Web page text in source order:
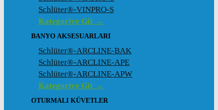
Schlüter®-VINPRO-S
Kategoriye Git →
BANYO AKSESUARLARI
Schlüter®-ARCLINE-BAK
Schlüter®-ARCLINE-APE
Schlüter®-ARCLINE-APW
Kategoriye Git →
OTURMALI KÜVETLER